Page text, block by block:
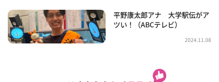
平野康太郎アナ 大学駅伝がア
ツい！（ABCテレビ）
2024.11.08